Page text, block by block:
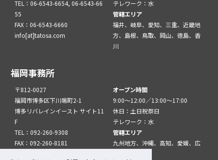
TEL：06-6543-6654, 06-6543-66
55
FAX：06-6543-6660
info[at]tatosa.com
テレワーク：水
管轄エリア
福井、岐阜、愛知、三重、近畿地
方、島根、鳥取、岡山、徳島、香
川
福岡事務所
〒812-0027
福岡市博多区下川端町2-1
博多リバレインイースト サイト11
F
TEL：092-260-9308
FAX：092-260-8181
オープン時間
9:00～12:00／13:00～17:00
休日：土日祝祭日
テレワーク：水
管轄エリア
九州地方、沖縄、高知、愛媛、広